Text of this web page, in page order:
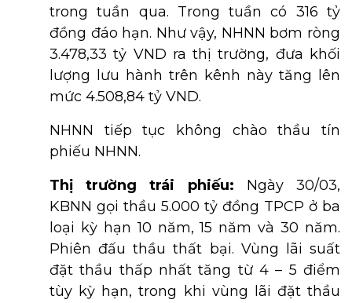
trong tuần qua. Trong tuần có 316 tỷ
đồng đáo hạn. Như vậy, NHNN bơm ròng
3.478,33 tỷ VND ra thị trường, đưa khối
lượng lưu hành trên kênh này tăng lên
mức 4.508,84 tỷ VND.
NHNN tiếp tục không chào thầu tín
phiếu NHNN.
Thị trường trái phiếu: Ngày 30/03,
KBNN gọi thầu 5.000 tỷ đồng TPCP ở ba
loại kỳ hạn 10 năm, 15 năm và 30 năm.
Phiên đấu thầu thất bại. Vùng lãi suất
đặt thầu thấp nhất tăng từ 4 – 5 điểm
tùy kỳ hạn, trong khi vùng lãi đặt thầu